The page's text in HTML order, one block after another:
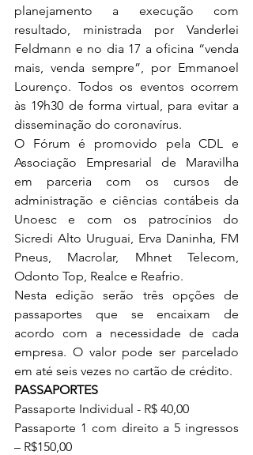
planejamento a execução com
resultado, ministrada por Vanderlei
Feldmann e no dia 17 a oficina “venda
mais, venda sempre”, por Emmanoel
Lourenço. Todos os eventos ocorrem
às 19h30 de forma virtual, para evitar a
disseminação do coronavírus.
O Fórum é promovido pela CDL e
Associação Empresarial de Maravilha
em parceria com os cursos de
administração e ciências contábeis da
Unoesc e com os patrocínios do
Sicredi Alto Uruguai, Erva Daninha, FM
Pneus, Macrolar, Mhnet Telecom,
Odonto Top, Realce e Reafrio.
Nesta edição serão três opções de
passaportes que se encaixam de
acordo com a necessidade de cada
empresa. O valor pode ser parcelado
em até seis vezes no cartão de crédito.
PASSAPORTES
Passaporte Individual - R$ 40,00
Passaporte 1 com direito a 5 ingressos
– R$150,00